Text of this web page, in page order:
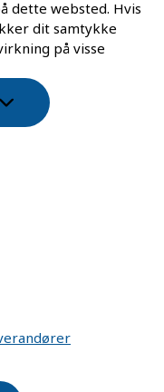
dette websted. Hvis
dit samtykke
på visse